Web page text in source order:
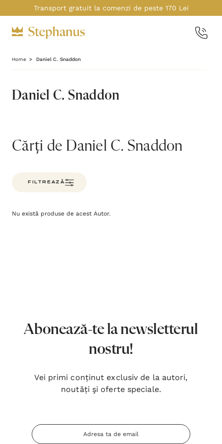
Transport gratuit la comenzi de peste 170 Lei
Home Daniel C. Snaddon
Inima Omului
Daniel C. Snaddon
Cărți de Daniel C. Snaddon
FILTREAZĂ
Nu există produse de acest Autor.
Abonează-te la newsletterul
nostru!
Vei primi conținut exclusiv de la autori,
noutăți şi oferte speciale.
Adresa
Email